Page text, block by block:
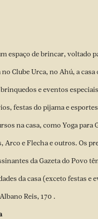
espaço de brincar, voltado
Clube Urca, no Ahú, a casa
e eventos
festas do pijama e
na casa, como Yoga para
Arco e Flecha e outros. Os
da Gazeta do Povo
da casa (exceto festas e
Reis, 170 .